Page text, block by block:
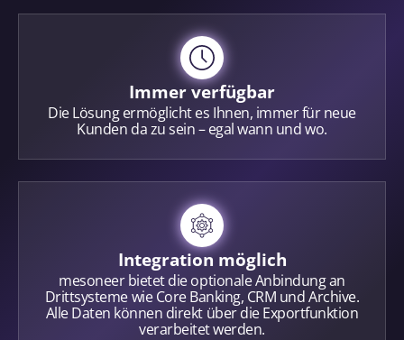
Immer verfügbar
Die Lösung ermöglicht es Ihnen, immer für neue
Kunden da zu sein – egal wann und wo.
Integration möglich
mesoneer bietet die optionale Anbindung an
Drittsysteme wie Core Banking, CRM und Archive.
Alle Daten können direkt über die Exportfunktion
verarbeitet werden.